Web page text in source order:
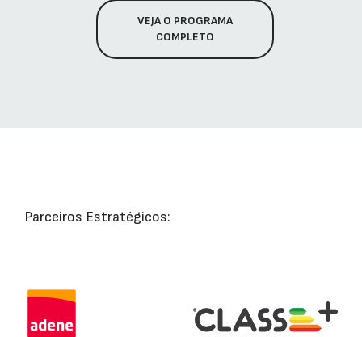
VEJA O PROGRAMA
COMPLETO
Parceiros Estratégicos: